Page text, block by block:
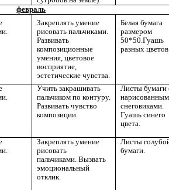
февраль
Закреплять умение
рисовать пальчиками.
Развивать
композиционные
умения, цветовое
восприятие,
эстетические чувства.
Белая бумага
размером
50*50.Гуашь
разных
Учить закрашивать
пальчиком по контуру.
Развивать чувство
композиции.
Листы бумаги
снеговиками.
Гуашь синего
цвета.
Закреплять умение
рисовать
пальчиками. Вызвать
эмоциональный
отклик.
Листы
бумаги.